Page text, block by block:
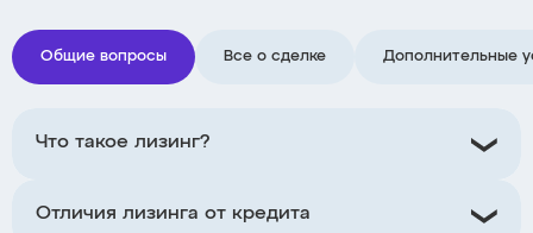
Общие вопросы Все о сделке Дополнительные
Что такое лизинг?
Отличия лизинга от кредита